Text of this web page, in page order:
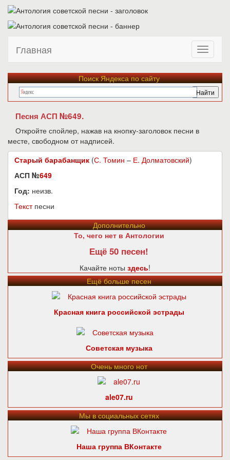
Главная
Поиск Яндекса по сайту
Песня АСП №649.
Откройте спойлер, нажав на кнопку-заголовок песни в
месте, свободном от надписей.
Старый барабанщик (С. Томин – Е. Долматовский)
АСП №649
Год: неизв.
Текстпесни
Дополнительно
То, чего нет в Антологии
Ещё 50 песен!
Качайте ноты здесь!
Ещё больше песен
Красная книга российской эстрады
Советская музыка
Очень много нот
ale07.ru
Мы в социальных сетях
Наша группа ВКонтакте